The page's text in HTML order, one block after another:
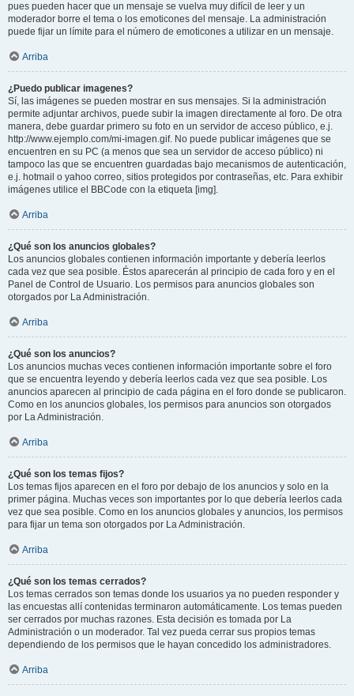
pues pueden hacer que un mensaje se vuelva muy difícil de leer y un
moderador borre el tema o los emoticones del mensaje. La administración
puede fijar un límite para el número de emoticones a utilizar en un mensaje.
Arriba
¿Puedo publicar imagenes?
Sí, las imágenes se pueden mostrar en sus mensajes. Si la administración
permite adjuntar archivos, puede subir la imagen directamente al foro. De otra
manera, debe guardar primero su foto en un servidor de acceso público, e.j.
http://www.ejemplo.com/mi-imagen.gif. No puede publicar imágenes que se
encuentren en su PC (a menos que sea un servidor de acceso público) ni
tampoco las que se encuentren guardadas bajo mecanismos de autenticación,
e.j. hotmail o yahoo correo, sitios protegidos por contraseñas, etc. Para exhibir
imágenes utilice el BBCode con la etiqueta [img].
Arriba
¿Qué son los anuncios globales?
Los anuncios globales contienen información importante y debería leerlos
cada vez que sea posible. Éstos aparecerán al principio de cada foro y en el
Panel de Control de Usuario. Los permisos para anuncios globales son
otorgados por La Administración.
Arriba
¿Qué son los anuncios?
Los anuncios muchas veces contienen información importante sobre el foro
que se encuentra leyendo y debería leerlos cada vez que sea posible. Los
anuncios aparecen al principio de cada página en el foro donde se publicaron.
Como en los anuncios globales, los permisos para anuncios son otorgados
por La Administración.
Arriba
¿Qué son los temas fijos?
Los temas fijos aparecen en el foro por debajo de los anuncios y solo en la
primer página. Muchas veces son importantes por lo que debería leerlos cada
vez que sea posible. Como en los anuncios globales y anuncios, los permisos
para fijar un tema son otorgados por La Administración.
Arriba
¿Qué son los temas cerrados?
Los temas cerrados son temas donde los usuarios ya no pueden responder y
las encuestas allí contenidas terminaron automáticamente. Los temas pueden
ser cerrados por muchas razones. Esta decisión es tomada por La
Administración o un moderador. Tal vez pueda cerrar sus propios temas
dependiendo de los permisos que le hayan concedido los administradores.
Arriba